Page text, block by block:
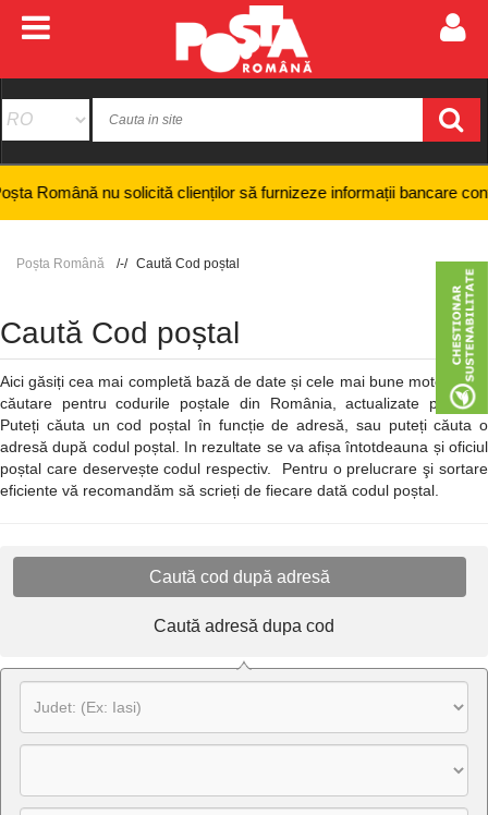
nu solicită clienților să furnizeze informații bancare
Poșta Română Caută Cod poștal
Caută Cod poștal
Aici găsiți cea mai completă bază de date și cele mai bune motoare de
căutare pentru codurile poștale din România, actualizate periodic.
Puteți căuta un cod poștal în funcție de adresă, sau puteți căuta o
adresă după codul poștal. In rezultate se va afișa întotdeauna și oficiul
poștal care deservește codul respectiv. Pentru o prelucrare şi sortare
eficiente vă recomandăm să scrieți de fiecare dată codul poștal.
Caută cod după adresă
Caută adresă dupa cod